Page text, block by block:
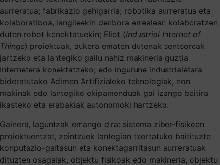
aurreratua; fabrikazio gehigarria; robotika aurreratua eta
kolaboratiboa, langileekin denbora errealean kolaboratzen
duten robot konektatuekin; Eliot (Industrial Internet of
Things) proiektuak, aukera ematen dutenak sentsoreak
jartzeko eta lantegiko gailu nahiz makineria guztia
Internetera konektatzeko; edo ingurune industrialetara
bideratutako Adimen Artifizialeko teknologiak, non
makinak edo lantegiko ekipamenduak gai izango baitira
ikasteko eta erabakiak autonomoki hartzeko.
Gainera, laguntzak emango dira: sistema ziber-fisikoen
proiektuentzat, zeintzuek lantegian txertatuko baitituzte
konputazio-gaitasun eta konektagarritasun aurreratuak
dituzten osagaiak, objektu fisikoak edo makineria, objektu